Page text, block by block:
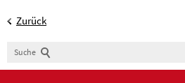
Zurück
Suche